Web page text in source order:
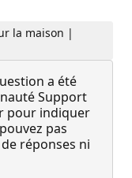
la maison |
a été
Support
pour indiquer
pas
réponses ni